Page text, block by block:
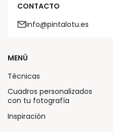
CONTACTO
info@pintalotu.es
MENÚ
Técnicas
Cuadros personalizados
con tu fotografía
Inspiración